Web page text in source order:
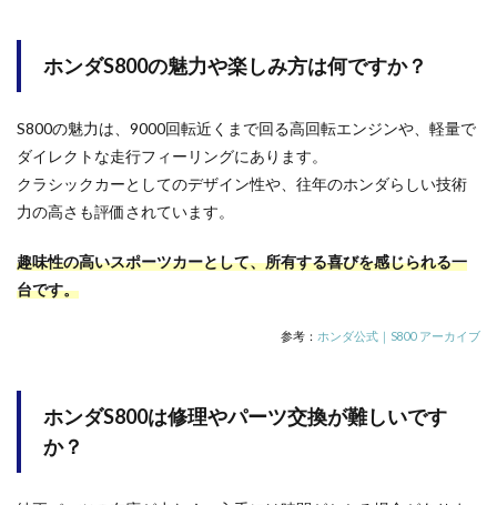
ホンダS800の魅力や楽しみ方は何ですか？
S800の魅力は、9000回転近くまで回る高回転エンジンや、軽量で
ダイレクトな走行フィーリングにあります。
クラシックカーとしてのデザイン性や、往年のホンダらしい技術
力の高さも評価されています。
趣味性の高いスポーツカーとして、所有する喜びを感じられる一
台です。
参考： ホンダ公式｜S800 アーカイブ
ホンダS800は修理やパーツ交換が難しいです
か？